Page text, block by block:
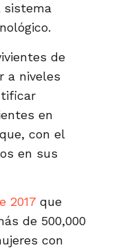
sistema
de
a niveles
en
con el
en sus
2017que
de 500,000
con